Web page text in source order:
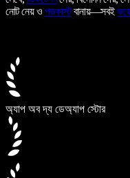
নোট নেয় ও পডকাস্টবানায়—সবই
অ্যাপ অব দ্য ডেঅ্যাপ স্টোর